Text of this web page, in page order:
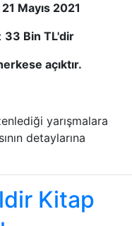
21 Mayıs 2021
33 Bin TL'dir
açıktır.
yarışmalara
detaylarına
Kitap